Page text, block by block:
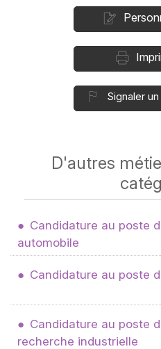
Signaler
D'autres
Candidature au poste
automobile
Candidature au poste
Candidature au poste
recherche industrielle